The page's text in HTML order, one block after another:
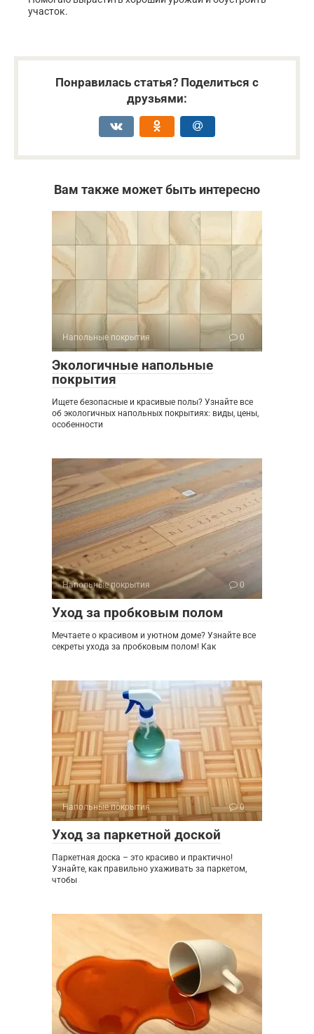
участок.
Понравилась статья? Поделиться с
друзьями:
Вам также может быть интересно
Напольные покрытия 0
Экологичные напольные
покрытия
Ищете безопасные и красивые полы? Узнайте все
об экологичных напольных покрытиях: виды, цены,
особенности
Напольные покрытия 0
Уход за пробковым полом
Мечтаете о красивом и уютном доме? Узнайте все
секреты ухода за пробковым полом! Как
Напольные покрытия 0
Уход за паркетной доской
Паркетная доска – это красиво и практично!
Узнайте, как правильно ухаживать за паркетом,
чтобы